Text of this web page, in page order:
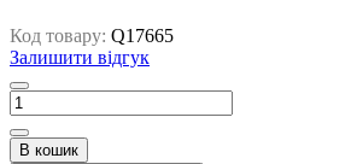
Код товару: Q17665
Залишити відгук
В кошик